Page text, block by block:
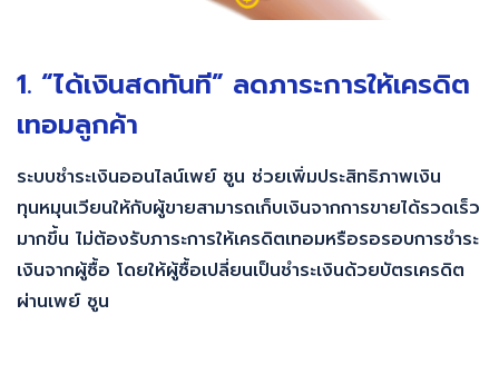
1. “ได้เงินสดทันที” ลดภาระการให้เครดิต
เทอมลูกค้า
ระบบชำระเงินออนไลน์เพย์ ซูน ช่วยเพิ่มประสิทธิภาพเงิน
ทุนหมุนเวียนให้กับผู้ขายสามารถเก็บเงินจากการขายได้รวดเร็ว
มากขึ้น ไม่ต้องรับภาระการให้เครดิตเทอมหรือรอรอบการชำระ
เงินจากผู้ซื้อ โดยให้ผู้ซื้อเปลี่ยนเป็นชำระเงินด้วยบัตรเครดิต
ผ่านเพย์ ซูน